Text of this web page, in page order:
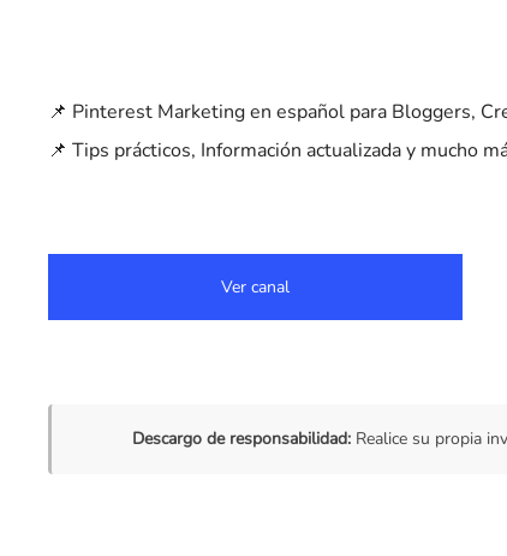
📌 Pinterest Marketing en español para Bloggers,
📌 Tips prácticos, Información actualizada y mucho
Ver canal
Descargo de responsabilidad:Realice su propia